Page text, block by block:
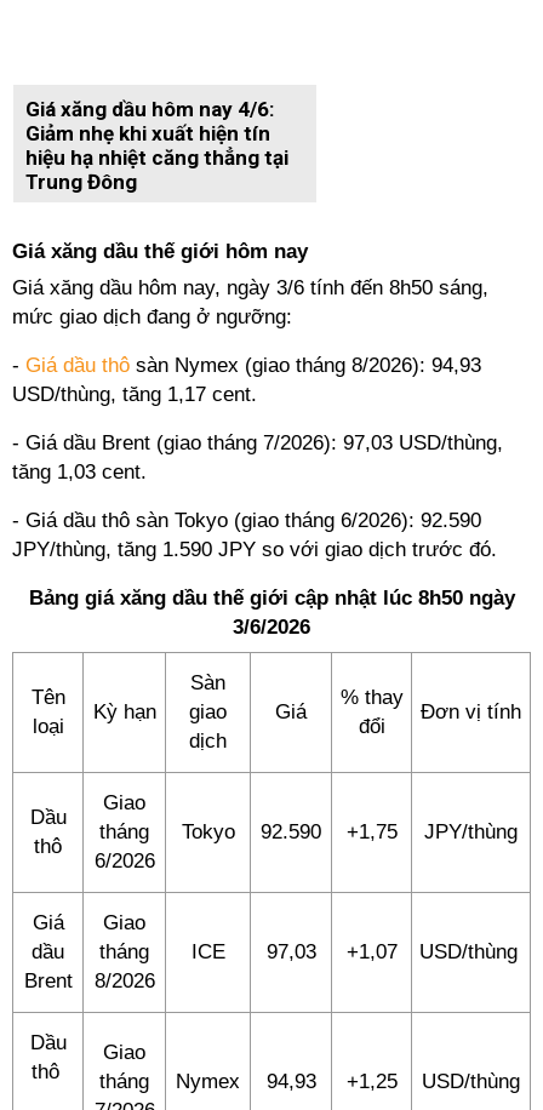
Giá xăng dầu hôm nay 4/6:
Giảm nhẹ khi xuất hiện tín
hiệu hạ nhiệt căng thẳng tại
Trung Đông
Giá xăng dầu thế giới hôm nay
Giá xăng dầu hôm nay, ngày 3/6 tính đến 8h50 sáng,
mức giao dịch đang ở ngưỡng:
- Giá dầu thô sàn Nymex (giao tháng 8/2026): 94,93
USD/thùng, tăng 1,17 cent.
- Giá dầu Brent (giao tháng 7/2026): 97,03 USD/thùng,
tăng 1,03 cent.
- Giá dầu thô sàn Tokyo (giao tháng 6/2026): 92.590
JPY/thùng, tăng 1.590 JPY so với giao dịch trước đó.
Bảng giá xăng dầu thế giới cập nhật lúc 8h50 ngày
3/6/2026
Tên
loại
Kỳ hạn
Sàn
giao
dịch
Giá
% thay
đổi
Đơn vị tính
Dầu
thô
Giao
tháng
6/2026
Tokyo 92.590 +1,75 JPY/thùng
Giá
dầu
Brent
Giao
tháng
8/2026
ICE 97,03 +1,07 USD/thùng
Dầu
thô
Giao
tháng
Nymex 94,93 +1,25 USD/thùng